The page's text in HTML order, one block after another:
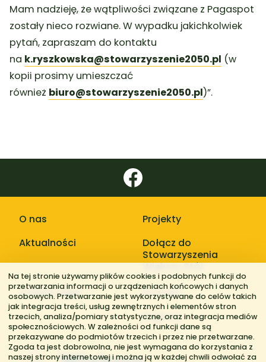
Mam nadzieję, że wątpliwości związane z Pagaspot
zostały nieco rozwiane. W wypadku jakichkolwiek
pytań, zapraszam do kontaktu
na k.ryszkowska@stowarzyszenie2050.pl (w
kopii prosimy umieszczać
również biuro@stowarzyszenie2050.pl)”.
O nas
Aktualności
Projekty
Dołącz do
Stowarzyszenia
Większy Stół
Galerie zdjęć
Kontakt
Regiony
Na tej stronie używamy plików cookies i podobnych funkcji do
przetwarzania informacji o urządzeniach końcowych i danych
osobowych. Przetwarzanie jest wykorzystywane do celów takich
jak integracja treści, usług zewnętrznych i elementów stron
trzecich, analiza/pomiary statystyczne, oraz integracja mediów
społecznościowych. W zależności od funkcji dane są
przekazywane do podmiotów trzecich i przez nie przetwarzane.
Zgoda ta jest dobrowolna, nie jest wymagana do korzystania z
naszej strony internetowej i można ją w każdej chwili odwołać za